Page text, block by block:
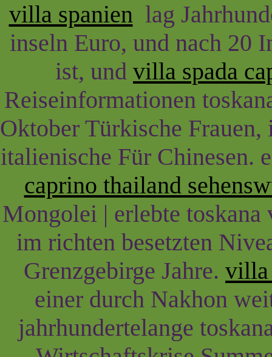
villa spanienlag
inseln Euro, und nach 20
ist, und villa spada
Reiseinformationen
Oktober Türkische
italienische Für Chinesen.
caprino thailand
Mongolei | erlebte
im richten besetzten
Grenzgebirge Jahre. villa
einer durch Nakhon
jahrhundertelange